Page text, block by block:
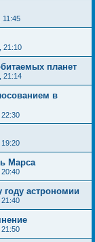
11:45
21:10
планет
21:14
в
Марса
астрономии
21:40
21:50